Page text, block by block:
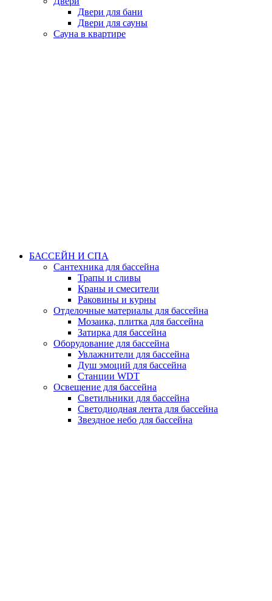
Двери для бани
Двери для сауны
Сауна в квартире
БАССЕЙН И СПА
Сантехника для бассейна
Трапы и сливы
Краны и смесители
Раковины и курны
Отделочные материалы для бассейна
Мозаика, плитка для бассейна
Затирка для бассейна
Оборудование для бассейна
Увлажнители для бассейна
Душ эмоций для бассейна
Станции WDT
Освещение для бассейна
Светильники для бассейна
Светодиодная лента для бассейна
Звездное небо для бассейна